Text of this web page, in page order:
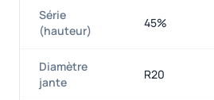
Série
(hauteur)
45%
Diamètre
jante
R20